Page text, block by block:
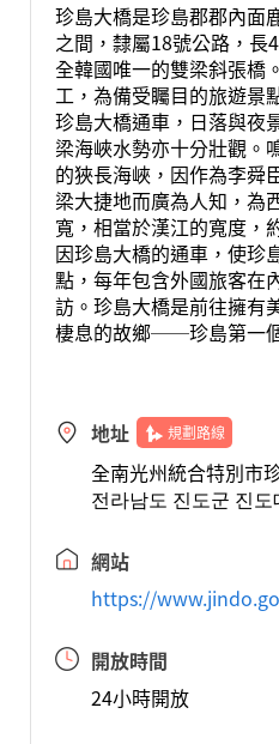
珍島大橋是珍島郡郡內面
之間，隸屬18號公路，長
全韓國唯一的雙梁斜張橋
工，為備受矚目的旅遊景
珍島大橋通車，日落與夜
梁海峽水勢亦十分壯觀。
的狹長海峽，因作為李舜
梁大捷地而廣為人知，為
寬，相當於漢江的寬度，
因珍島大橋的通車，使珍
點，每年包含外國旅客在
訪。珍島大橋是前往擁有
棲息的故鄉──珍島第一
地址 規劃路線
全南光州統合特別市
전라남도 진도군 진
網站
https://
開放時間
24小時開放